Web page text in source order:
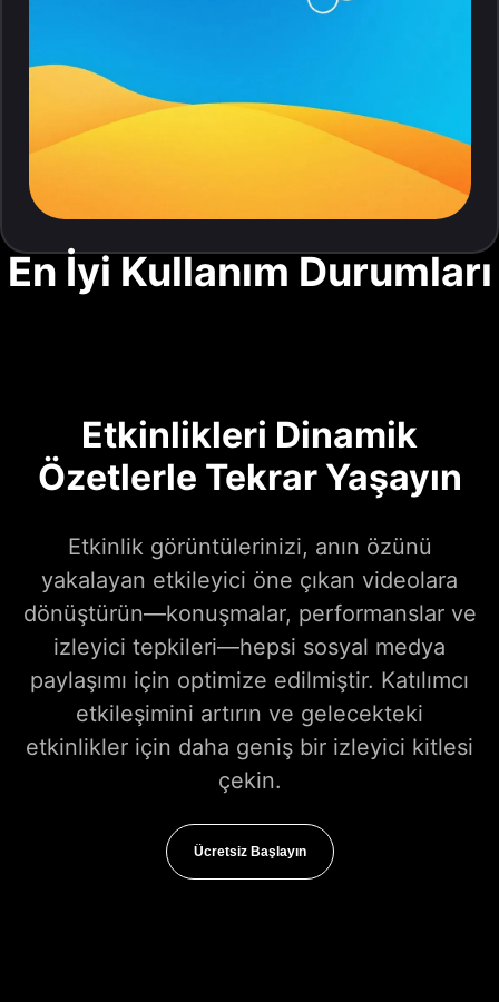
En İyi Kullanım Durumları
Etkinlikleri Dinamik
Özetlerle Tekrar Yaşayın
Etkinlik görüntülerinizi, anın özünü
yakalayan etkileyici öne çıkan videolara
dönüştürün—konuşmalar, performanslar ve
izleyici tepkileri—hepsi sosyal medya
paylaşımı için optimize edilmiştir. Katılımcı
etkileşimini artırın ve gelecekteki
etkinlikler için daha geniş bir izleyici kitlesi
çekin.
Ücretsiz Başlayın